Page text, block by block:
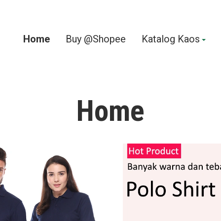
Home Buy @Shopee Katalog Kaos
Home